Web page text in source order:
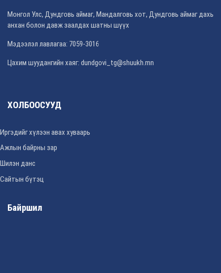
Монгол Улс, Дундговь аймаг, Мандалговь хот, Дундговь аймаг дахь
анхан болон давж заалдах шатны шүүх
Мэдээлэл лавлагаа: 7059-3016
Цахим шуудангийн хаяг: dundgovi_tg@shuukh.mn
ХОЛБООСУУД
Иргэдийг хүлээн авах хуваарь
Ажлын байрны зар
Шилэн данс
Сайтын бүтэц
Байршил